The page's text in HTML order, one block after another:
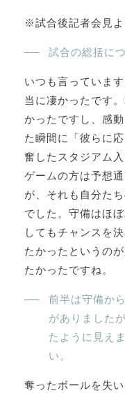
※試合後記者会見
試合の総括につ
いつも言っていま
当に凄かったです
かったですし、感
た瞬間に「彼らに
奮したスタジアム入
ゲームの方は予想
が、それも自分た
でした。守備はほ
してもチャンスを
たかったというの
たかったですね。
前半は守備か
がありました
たように見え
い。
奪ったボールを失